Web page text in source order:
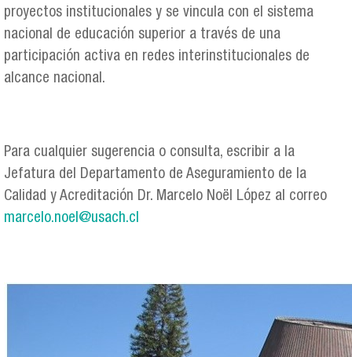
proyectos institucionales y se vincula con el sistema
nacional de educación superior a través de una
participación activa en redes interinstitucionales de
alcance nacional.
Para cualquier sugerencia o consulta, escribir a la
Jefatura del Departamento de Aseguramiento de la
Calidad y Acreditación Dr. Marcelo Noël López al correo
marcelo.noel@usach.cl